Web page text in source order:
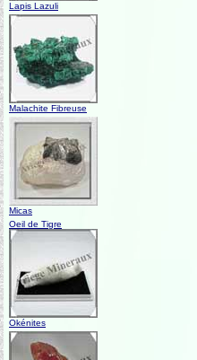
Lapis Lazuli
Malachite Fibreuse
Micas
Oeil de Tigre
Okénites